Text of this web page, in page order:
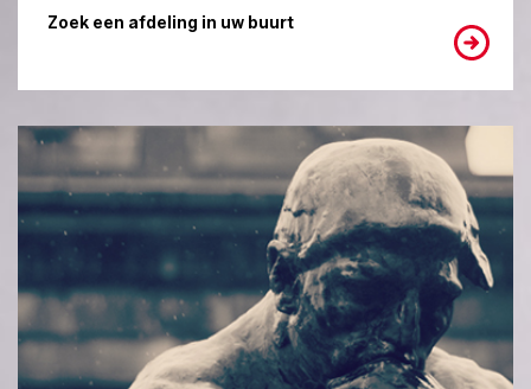
Zoek een afdeling in uw buurt